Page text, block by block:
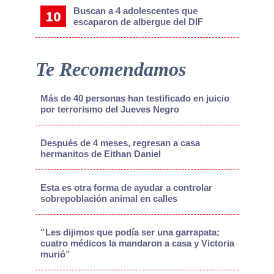
Buscan a 4 adolescentes que
escaparon de albergue del DIF
Te Recomendamos
Más de 40 personas han testificado en juicio
por terrorismo del Jueves Negro
Después de 4 meses, regresan a casa
hermanitos de Eithan Daniel
Esta es otra forma de ayudar a controlar
sobrepoblación animal en calles
“Les dijimos que podía ser una garrapata;
cuatro médicos la mandaron a casa y Victoria
murió”